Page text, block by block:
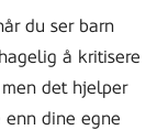
du ser barn
å kritisere
det hjelper
dine egne